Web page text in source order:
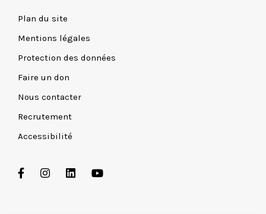
Plan du site
Mentions légales
Protection des données
Faire un don
Nous contacter
Recrutement
Accessibilité